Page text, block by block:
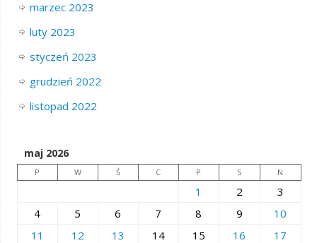
marzec 2023
luty 2023
styczeń 2023
grudzień 2022
listopad 2022
maj 2026
P W Ś C P S N
1 2
3
4
5 6 7 8 9
10
11
12 13 14 15 16
17